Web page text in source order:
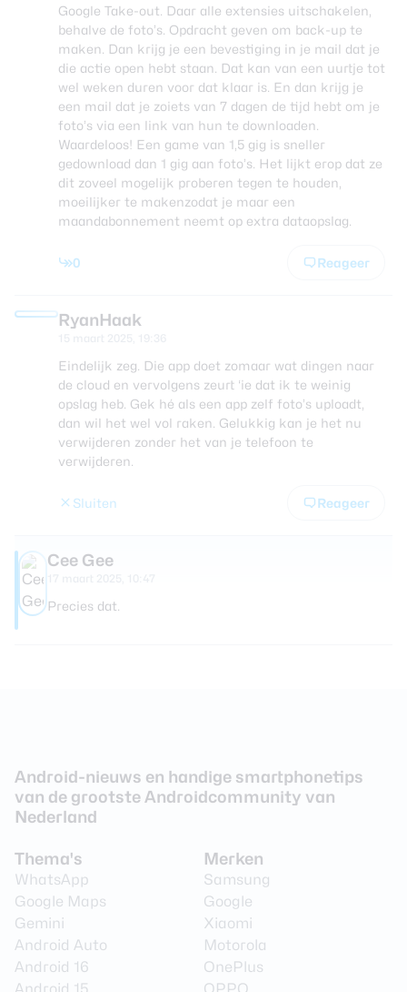
Google Take-out. Daar alle extensies uitschakelen,
behalve de foto’s. Opdracht geven om back-up te
maken. Dan krijg je een bevestiging in je mail dat je
die actie open hebt staan. Dat kan van een uurtje tot
wel weken duren voor dat klaar is. En dan krijg je
een mail dat je zoiets van 7 dagen de tijd hebt om je
foto’s via een link van hun te downloaden.
Waardeloos! Een game van 1,5 gig is sneller
gedownload dan 1 gig aan foto’s. Het lijkt erop dat ze
dit zoveel mogelijk proberen tegen te houden,
moeilijker te makenzodat je maar een
maandabonnement neemt op extra dataopslag.
0 Reageer
RyanHaak
Eindelijk zeg. Die app doet zomaar wat dingen naar
de cloud en vervolgens zeurt ‘ie dat ik te weinig
opslag heb. Gek hé als een app zelf foto’s uploadt,
dan wil het wel vol raken. Gelukkig kan je het nu
verwijderen zonder het van je telefoon te
verwijderen.
Sluiten Reageer
Cee Gee
Precies dat.
Android-nieuws en handige smartphonetips
van de grootste Androidcommunity van
Nederland
Thema's
WhatsApp
Google Maps
Gemini
Android Auto
Android 16
Merken
Samsung
Google
Xiaomi
Motorola
OnePlus